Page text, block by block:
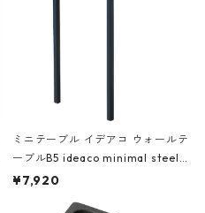
ミニテーブル イデアコ ウォールテ
ーブルB5 ideaco minimal steel f
urniture WALL Table B5 ネイビー
¥7,920